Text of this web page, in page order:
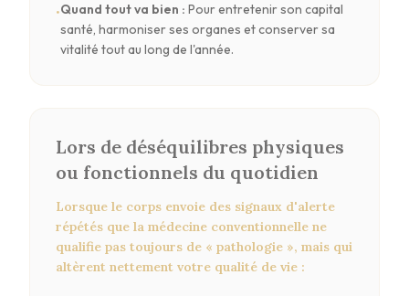
•Quand tout va bien : Pour entretenir son capital
santé, harmoniser ses organes et conserver sa
vitalité tout au long de l'année.
Lors de déséquilibres physiques
ou fonctionnels du quotidien
Lorsque le corps envoie des signaux d'alerte
répétés que la médecine conventionnelle ne
qualifie pas toujours de « pathologie », mais qui
altèrent nettement votre qualité de vie :